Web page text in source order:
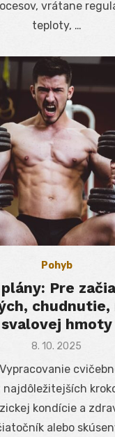
vrátane
teploty, …
Pohyb
Pre
chudnutie,
svalovej hmoty
Posted
8. 10. 2025
kondície a
alebo